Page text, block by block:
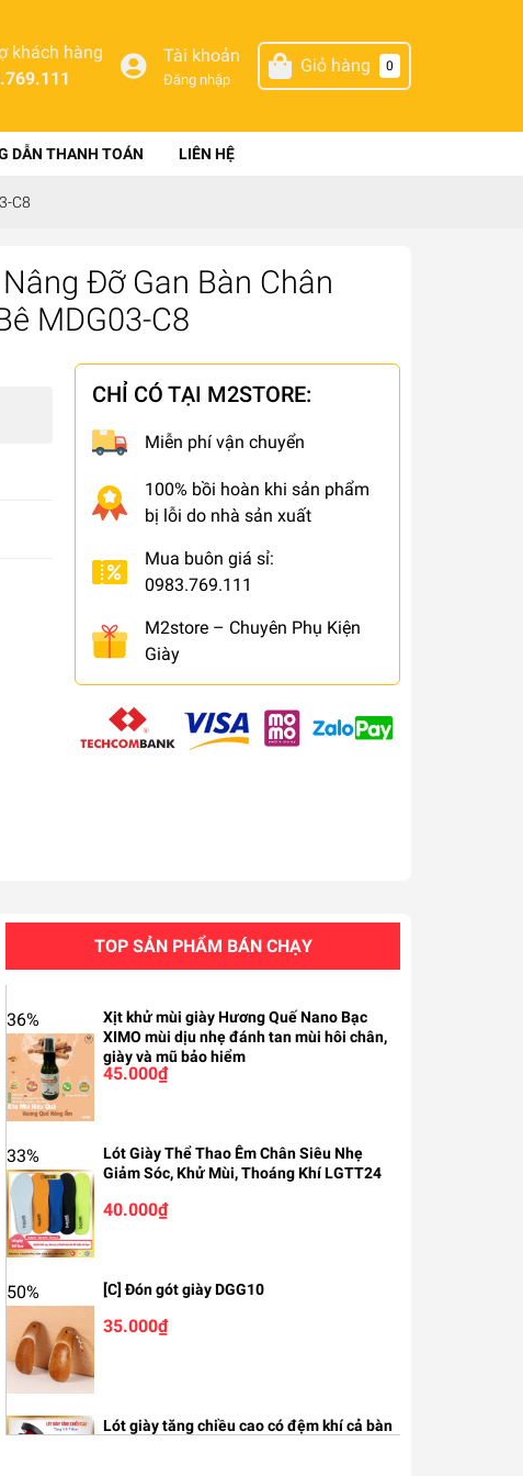
khách hàng
Tài khoản
Đăng nhập
Giỏ hàng 0
DẪN THANH TOÁN LIÊN HỆ
C8
Đỡ Gan Bàn Chân
MDG03-C8
CHỈ CÓ TẠI M2STORE:
Miễn phí vận chuyển
100% bồi hoàn khi sản phẩm
bị lỗi do nhà sản xuất
Mua buôn giá sỉ:
0983.769.111
M2store – Chuyên Phụ Kiện
Giày
TOP SẢN PHẨM BÁN CHẠY
36%
Xịt khử mùi giày Hương Quế Nano Bạc
XIMO mùi dịu nhẹ đánh tan mùi hôi chân,
giày và mũ bảo hiểm
45.000₫
33%
Lót Giày Thể Thao Êm Chân Siêu Nhẹ
Giảm Sóc, Khử Mùi, Thoáng Khí LGTT24
40.000₫
50% [C] Đón gót giày DGG10
35.000₫
Lót giày tăng chiều cao có đệm khí cả bàn